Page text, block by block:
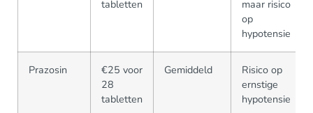
tabletten
maar risico
op
hypotensie
Prazosin
€25 voor
28
tabletten
Gemiddeld
Risico op
ernstige
hypotensie